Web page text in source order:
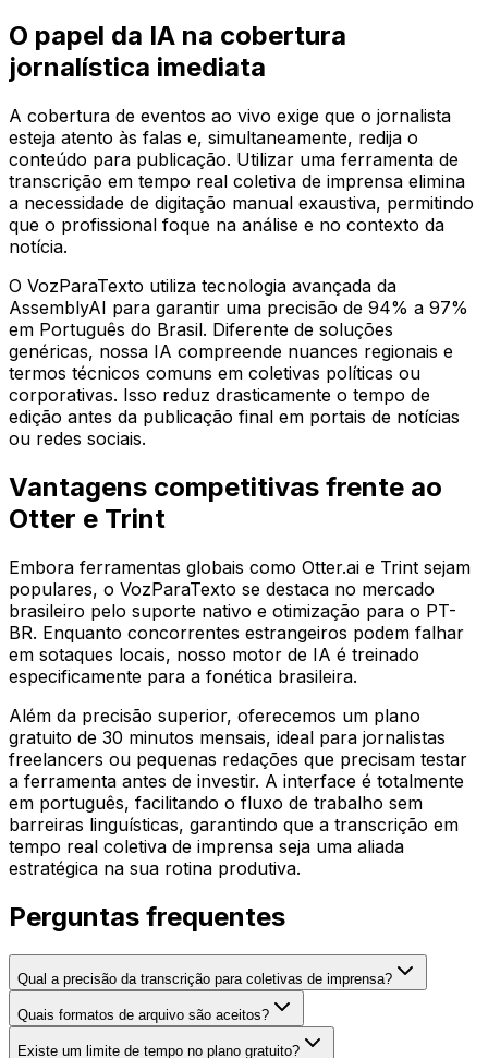
O papel da IA na cobertura
jornalística imediata
A cobertura de eventos ao vivo exige que o jornalista
esteja atento às falas e, simultaneamente, redija o
conteúdo para publicação. Utilizar uma ferramenta de
transcrição em tempo real coletiva de imprensa elimina
a necessidade de digitação manual exaustiva, permitindo
que o profissional foque na análise e no contexto da
notícia.
O VozParaTexto utiliza tecnologia avançada da
AssemblyAI para garantir uma precisão de 94% a 97%
em Português do Brasil. Diferente de soluções
genéricas, nossa IA compreende nuances regionais e
termos técnicos comuns em coletivas políticas ou
corporativas. Isso reduz drasticamente o tempo de
edição antes da publicação final em portais de notícias
ou redes sociais.
Vantagens competitivas frente ao
Otter e Trint
Embora ferramentas globais como Otter.ai e Trint sejam
populares, o VozParaTexto se destaca no mercado
brasileiro pelo suporte nativo e otimização para o PT-
BR. Enquanto concorrentes estrangeiros podem falhar
em sotaques locais, nosso motor de IA é treinado
especificamente para a fonética brasileira.
Além da precisão superior, oferecemos um plano
gratuito de 30 minutos mensais, ideal para jornalistas
freelancers ou pequenas redações que precisam testar
a ferramenta antes de investir. A interface é totalmente
em português, facilitando o fluxo de trabalho sem
barreiras linguísticas, garantindo que a transcrição em
tempo real coletiva de imprensa seja uma aliada
estratégica na sua rotina produtiva.
Perguntas frequentes
Qual a precisão da transcrição para coletivas de imprensa?
Quais formatos de arquivo são aceitos?
Existe um limite de tempo no plano gratuito?